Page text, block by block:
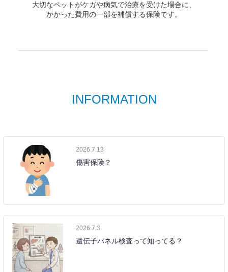
大切なペットがケガや病気で治療を受けた場合に、
かかった費用の一部を補償する保険です。
INFORMATION
2026.7.13
傷害保険？
2026.7.3
遺伝子パネル検査って知ってる？